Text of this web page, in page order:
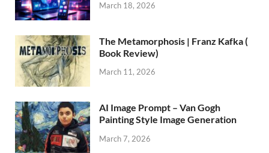
March 18, 2026
The Metamorphosis | Franz Kafka (
Book Review)
March 11, 2026
AI Image Prompt – Van Gogh
Painting Style Image Generation
March 7, 2026